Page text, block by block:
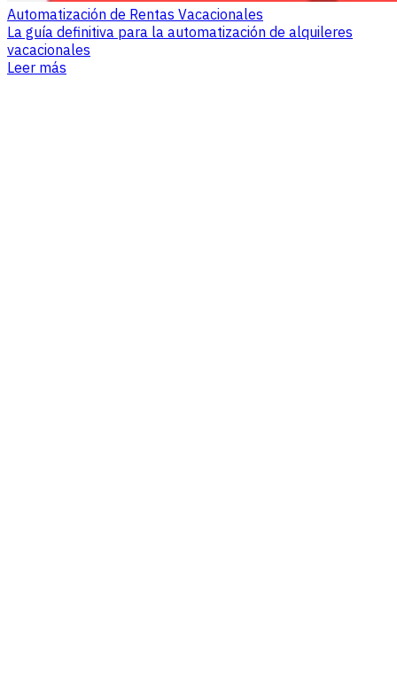
Automatización de Rentas Vacacionales
La guía definitiva para la automatización de alquileres
vacacionales
Leer más